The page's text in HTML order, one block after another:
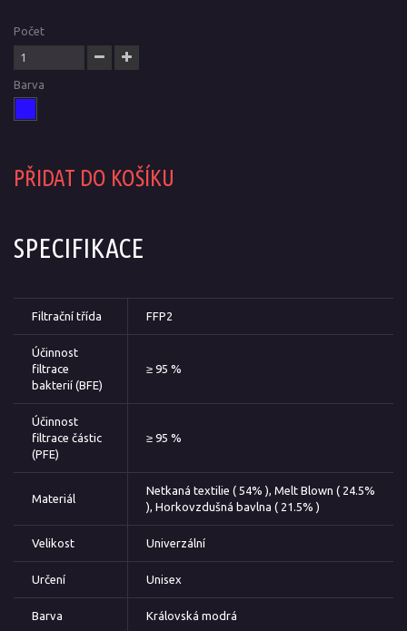
Počet
Barva
PŘIDAT DO KOŠÍKU
SPECIFIKACE
Filtrační třída FFP2
Účinnost
filtrace
bakterií (BFE)
≥ 95 %
Účinnost
filtrace částic
(PFE)
≥ 95 %
Materiál
Netkaná textilie ( 54% ), Melt Blown ( 24.5%
), Horkovzdušná bavlna ( 21.5% )
Velikost Univerzální
Určení Unisex
Barva Královská modrá